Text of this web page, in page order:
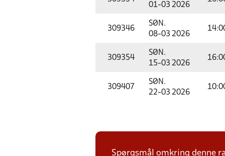
01-03 2026
309346
SØN.
08-03 2026
309354
SØN.
15-03 2026
309407
SØN.
22-03 2026
Spørgsmål omkring denne